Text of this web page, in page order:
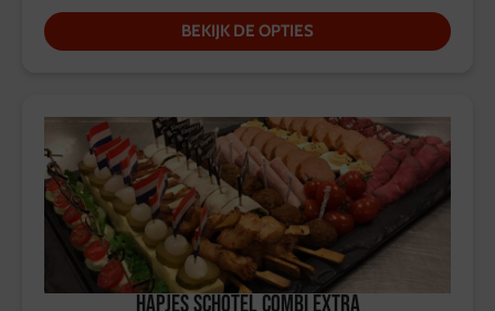
BEKIJK DE OPTIES
Hapjes Schotel Combi Extra